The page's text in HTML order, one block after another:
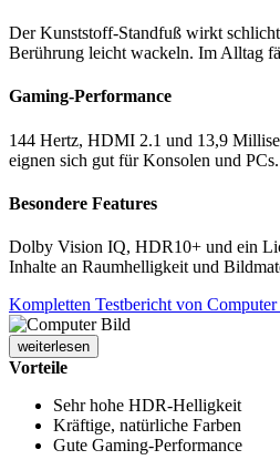
Der Kunststoff-Standfuß wirkt schlicht
Berührung leicht wackeln. Im Alltag
Gaming-Performance
144 Hertz, HDMI 2.1 und 13,9
eignen sich gut für Konsolen und PCs.
Besondere Features
Dolby Vision IQ, HDR10+ und ein
Inhalte an Raumhelligkeit und
Kompletten Testbericht von
weiterlesen
Vorteile
Sehr hohe HDR-Helligkeit
Kräftige, natürliche Farben
Gute Gaming-Performance